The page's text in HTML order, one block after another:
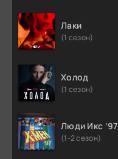
Лаки
(1 сезон)
Холод
(1 сезон)
Люди Икс ’97
(1-2 сезон)